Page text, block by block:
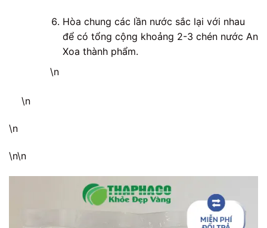
Hòa chung các lần nước sắc lại với nhau
để có tổng cộng khoảng 2-3 chén nước An
Xoa thành phẩm.
\n
\n
\n
\n\n